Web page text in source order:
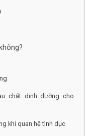
chất dinh dưỡng cho
khi quan hệ tình dục